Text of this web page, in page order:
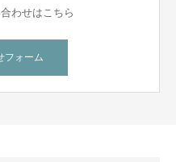
わせはこちら
フォーム